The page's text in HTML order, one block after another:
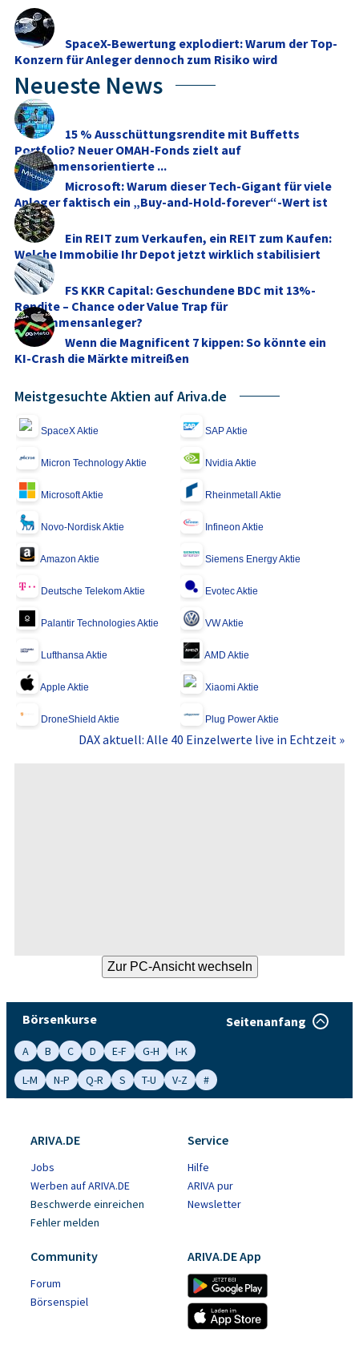
SpaceX-Bewertung explodiert: Warum der Top-
Konzern für Anleger dennoch zum Risiko wird
Neueste News
15 % Ausschüttungsrendite mit Buffetts
Portfolio? Neuer OMAH-Fonds zielt auf
einkommensorientierte ...
Microsoft: Warum dieser Tech-Gigant für viele
Anleger faktisch ein „Buy-and-Hold-forever“-Wert ist
Ein REIT zum Verkaufen, ein REIT zum Kaufen:
Welche Immobilie Ihr Depot jetzt wirklich stabilisiert
FS KKR Capital: Geschundene BDC mit 13%-
Rendite – Chance oder Value Trap für
Einkommensanleger?
Wenn die Magnificent 7 kippen: So könnte ein
KI-Crash die Märkte mitreißen
Meistgesuchte Aktien auf Ariva.de
SpaceX Aktie SAP Aktie
Micron Technology Aktie Nvidia Aktie
Microsoft Aktie Rheinmetall Aktie
Novo-Nordisk Aktie Infineon Aktie
Amazon Aktie Siemens Energy Aktie
Deutsche Telekom Aktie Evotec Aktie
Palantir Technologies Aktie VW Aktie
Lufthansa Aktie AMD Aktie
Apple Aktie Xiaomi Aktie
DroneShield Aktie Plug Power Aktie
DAX aktuell: Alle 40 Einzelwerte live in Echtzeit »
Börsenkurse Seitenanfang
A B C D E-F G-H
I-K
L-M
N-P Q-R S T-U V-Z #
ARIVA.DE
Jobs
Werben auf ARIVA.DE
Beschwerde einreichen
Fehler melden
Service
Hilfe
ARIVA pur
Newsletter
Community
Forum
Börsenspiel
ARIVA.DE App